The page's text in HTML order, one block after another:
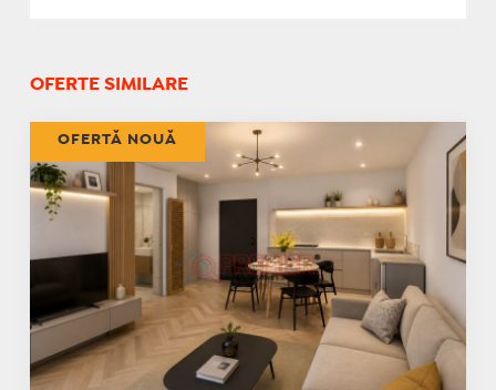
OFERTE SIMILARE
OFERTĂ NOUĂ